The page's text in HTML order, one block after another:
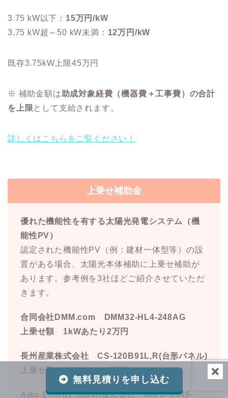
3.75 kW以下： 15万円/kW
3.75 kW超～50 kW未満： 12万円/kW
既存3.75kW上限45万円
※ 補助金額は助成対象経費（機器費＋工事費）の合計
を上限 として支給されます。
詳しくはこちらをご覧ください！
上乗せ補助金
優れた機能性を有する太陽光発電システム（機
能性PV）
認定された機能性PV（例：建材一体型等）の設
置がある場合、太陽光本体補助に上乗せ補助が
あります。参考例を3社ほどご紹介させていただ
きます。
合同会社DMM.com DMM32-HL4-248AG
上乗せ額 1kWあたり2万円
長州産業株式会社 CS-120B91L,R(台形パネル)
上乗せ額 1kWあたり5万円
Aiko Energy Japan株式会社 AIKO-A445-
無料見積りを申し込む